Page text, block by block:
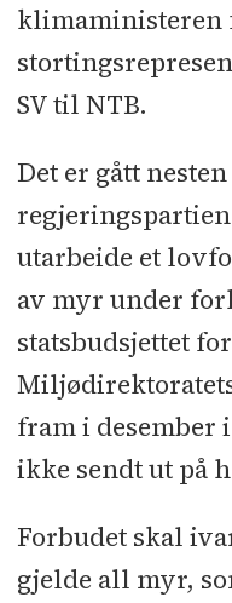
klimaministeren
SV til NTB.
Det er gått
utarbeide et
av myr under
statsbudsjettet
fram i desember
ikke sendt ut på
Forbudet skal
gjelde all myr,